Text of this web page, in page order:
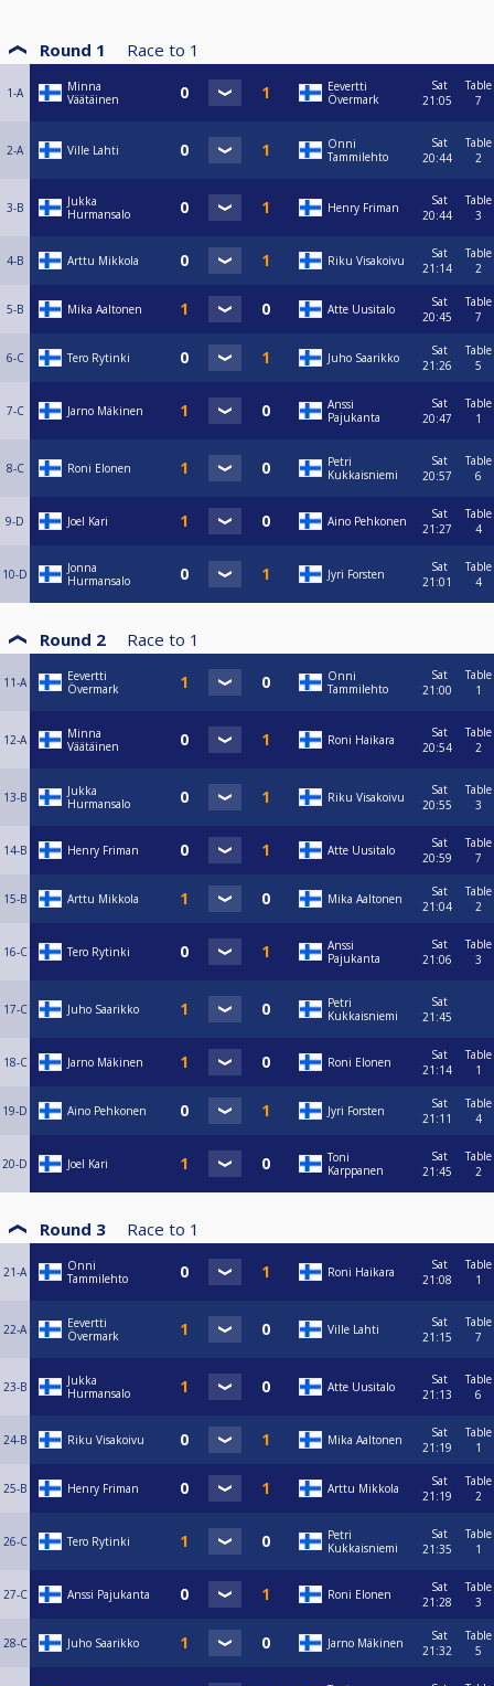
Round 1 Race to 1
1-A
Minna
Väätäinen
Eevertti
Övermark
Sat
21:05
Table
7
2-A Ville Lahti
Onni
Tammilehto
Sat
20:44
Table
2
3-B
Jukka
Hurmansalo
Henry Friman
Sat
20:44
Table
3
4-B Arttu Mikkola Riku Visakoivu
Sat
21:14
Table
2
5-B Mika Aaltonen Atte Uusitalo
Sat
20:45
Table
7
6-C Tero Rytinki Juho Saarikko
Sat
21:26
Table
5
7-C Jarno Mäkinen
Anssi
Pajukanta
Sat
20:47
Table
1
8-C Roni Elonen
Petri
Kukkaisniemi
Sat
20:57
Table
6
9-D Joel Kari Aino Pehkonen
Sat
21:27
Table
4
10-D
Jonna
Hurmansalo
Jyri Forsten
Sat
21:01
Table
4
Round 2 Race to 1
11-A
Eevertti
Övermark
Onni
Tammilehto
Sat
21:00
Table
1
12-A
Minna
Väätäinen
Roni Haikara
Sat
20:54
Table
2
13-B
Jukka
Hurmansalo
Riku Visakoivu
Sat
20:55
Table
3
14-B Henry Friman Atte Uusitalo
Sat
20:59
Table
7
15-B Arttu Mikkola Mika Aaltonen
Sat
21:04
Table
2
16-C Tero Rytinki
Anssi
Pajukanta
Sat
21:06
Table
3
17-C Juho Saarikko
Petri
Kukkaisniemi
Sat
21:45
18-C Jarno Mäkinen Roni Elonen
Sat
21:14
Table
1
19-D Aino Pehkonen Jyri Forsten
Sat
21:11
Table
4
20-D Joel Kari
Toni
Karppanen
Sat
21:45
Table
2
Round 3 Race to 1
21-A
Onni
Tammilehto
Roni Haikara
Sat
21:08
Table
1
22-A
Eevertti
Övermark
Ville Lahti
Sat
21:15
Table
7
23-B
Jukka
Hurmansalo
Atte Uusitalo
Sat
21:13
Table
6
24-B Riku Visakoivu Mika Aaltonen
Sat
21:19
Table
1
25-B Henry Friman Arttu Mikkola
Sat
21:19
Table
2
26-C Tero Rytinki
Petri
Kukkaisniemi
Sat
21:35
Table
1
27-C Anssi Pajukanta Roni Elonen
Sat
21:28
Table
3
28-C Juho Saarikko Jarno Mäkinen
Sat
21:32
Table
5